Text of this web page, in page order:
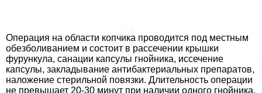
Операция на области копчика проводится под местным
обезболиванием и состоит в рассечении крышки
фурункула, санации капсулы гнойника, иссечение
капсулы, закладывание антибактериальных препаратов,
наложение стерильной повязки. Длительность операции
не превышает 20-30 минут при наличии одного гнойника.